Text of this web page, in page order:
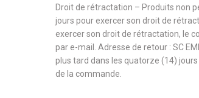
Droit de rétractation – Produits non
jours pour exercer son droit de
exercer son droit de rétractation, le
par e-mail. Adresse de retour : SC
plus tard dans les quatorze (14)
de la commande.